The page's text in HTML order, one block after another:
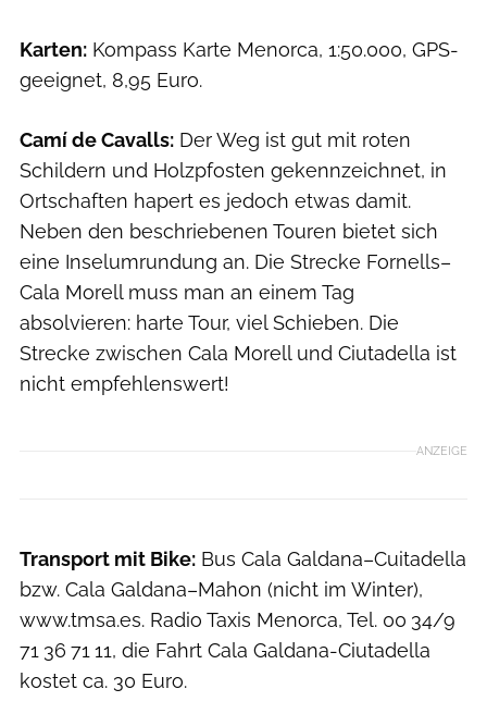
Karten: Kompass Karte Menorca, 1:50.000, GPS-
geeignet, 8,95 Euro.
Camí de Cavalls: Der Weg ist gut mit roten
Schildern und Holzpfosten gekennzeichnet, in
Ortschaften hapert es jedoch etwas damit.
Neben den beschriebenen Touren bietet sich
eine Insel­umrundung an. Die Strecke Fornells–
Cala Morell muss man an einem Tag
absolvieren: harte Tour, viel Schieben. Die
Strecke zwischen Cala Morell und Ciutadella ist
nicht empfehlenswert!
ANZEIGE
Transport mit Bike: Bus Cala Galdana–Cuitadella
bzw. Cala Galdana–Mahon (nicht im Winter),
www.tmsa.es. Radio Taxis Menorca, Tel. 00 34/9
71 36 71 11, die Fahrt Cala Galdana-Ciutadella
kostet ca. 30 Euro.